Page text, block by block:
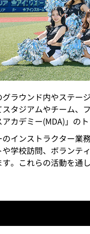
ラウンド内やステー
タジアムやチーム、
カデミー(MDA)」の
のインストラクター
学校訪問、ボランテ
。これらの活動を通